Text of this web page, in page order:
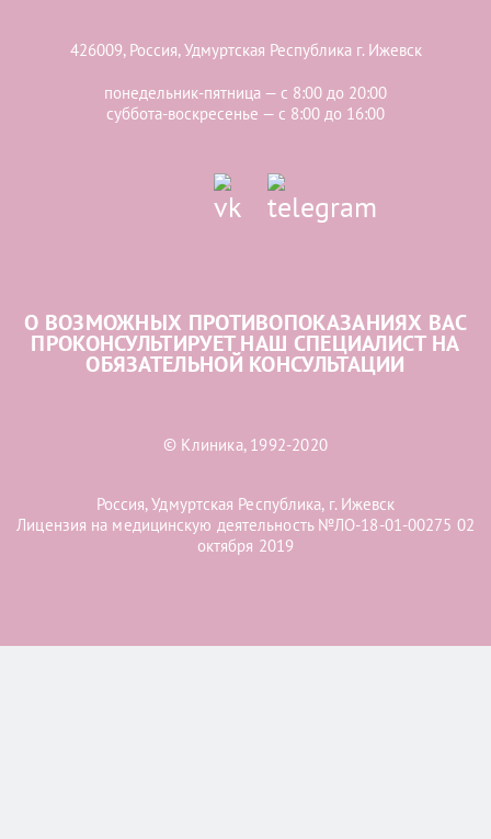
426009, Россия, Удмуртская Республика г. Ижевск
понедельник-пятница — с 8:00 до 20:00
суббота-воскресенье — с 8:00 до 16:00
О ВОЗМОЖНЫХ ПРОТИВОПОКАЗАНИЯХ ВАС
ПРОКОНСУЛЬТИРУЕТ НАШ СПЕЦИАЛИСТ НА
ОБЯЗАТЕЛЬНОЙ КОНСУЛЬТАЦИИ
© Клиника, 1992-2020
Россия, Удмуртская Республика, г. Ижевск
Лицензия на медицинскую деятельность №ЛО-18-01-00275 02
октября 2019